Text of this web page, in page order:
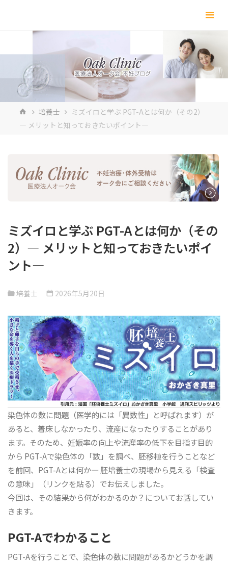
キ
ホ
ー
培養士
ミズイロと学ぶ PGT-Aとは何か（その2）
― メリットと知っておきたいポイント―
ミズイロと学ぶ PGT-Aとは何か（その
2）― メリットと知っておきたいポイ
ント―
培養士 2026年5月20日
染色体の数に問題（医学的には「異数性」と呼ばれます）が
あると、着床しなかったり、流産になったりすることがあり
ます。そのため、妊娠率の向上や流産率の低下を目指す目的
から PGT-Aで染色体の「数」を調べ、胚移植を行うことなど
を前回、PGT-Aとは何か― 胚培養士の現場から見える「検査
の意味」（リンクを貼る）でお伝えしました。
今回は、その結果から何がわかるのか？についてお話してい
きます。
PGT-Aでわかること
PGT-Aを行うことで、染色体の数に問題があるかどうかを調